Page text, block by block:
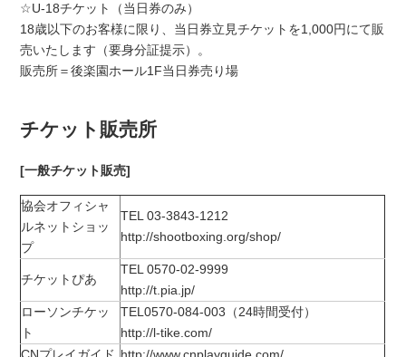
☆U-18チケット（当日券のみ）
18歳以下のお客様に限り、当日券立見チケットを1,000円にて販
売いたします（要身分証提示）。
販売所＝後楽園ホール1F当日券売り場
チケット販売所
[一般チケット販売]
協会オフィシャ
ルネットショッ
プ
TEL 03-3843-1212
http://shootboxing.org/shop/
チケットぴあ
TEL 0570-02-9999
http://t.pia.jp/
ローソンチケッ
ト
TEL0570-084-003（24時間受付）
http://l-tike.com/